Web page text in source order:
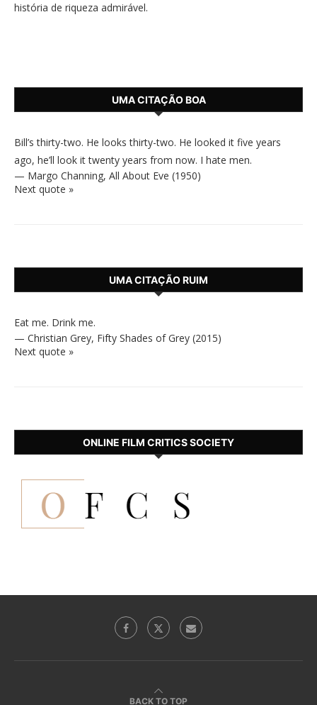
história de riqueza admirável.
UMA CITAÇÃO BOA
Bill’s thirty-two. He looks thirty-two. He looked it five years
ago, he’ll look it twenty years from now. I hate men.
— Margo Channing, All About Eve (1950)
Next quote »
UMA CITAÇÃO RUIM
Eat me. Drink me.
— Christian Grey, Fifty Shades of Grey (2015)
Next quote »
ONLINE FILM CRITICS SOCIETY
BACK TO TOP